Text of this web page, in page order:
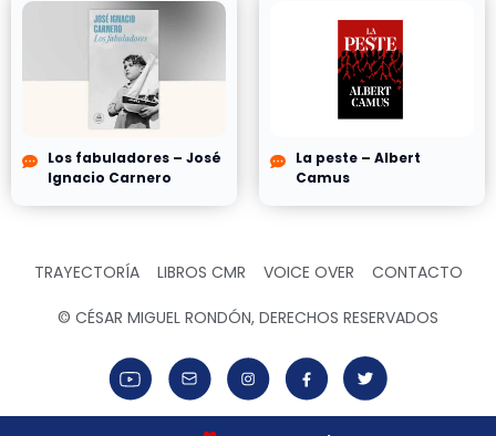
Los fabuladores – José
Ignacio Carnero
La peste – Albert
Camus
TRAYECTORÍA LIBROS CMR VOICE OVER CONTACTO
© CÉSAR MIGUEL RONDÓN, DERECHOS RESERVADOS